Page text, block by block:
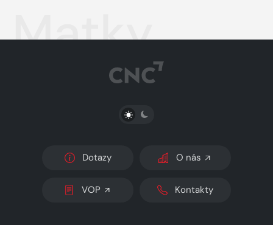
Matky
PŘEPNOUT SVĚTLÝ/TMAVÝ REŽIM
Dotazy O nás
VOP Kontakty